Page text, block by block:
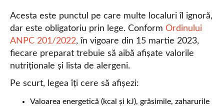
Acesta este punctul pe care multe localuri îl ignoră,
dar este obligatoriu prin lege. Conform Ordinului
ANPC 201/2022, în vigoare din 15 martie 2023,
fiecare preparat trebuie să aibă afișate valorile
nutriționale și lista de alergeni.
Pe scurt, legea îți cere să afișezi:
Valoarea energetică (kcal și kJ), grăsimile, zaharurile